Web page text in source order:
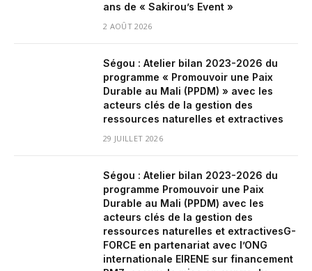
ans de « Sakirou’s Event »
2 AOÛT 2026
Ségou : Atelier bilan 2023-2026 du
programme « Promouvoir une Paix
Durable au Mali (PPDM) » avec les
acteurs clés de la gestion des
ressources naturelles et extractives
29 JUILLET 2026
Ségou : Atelier bilan 2023-2026 du
programme Promouvoir une Paix
Durable au Mali (PPDM) avec les
acteurs clés de la gestion des
ressources naturelles et extractivesG-
FORCE en partenariat avec l’ONG
internationale EIRENE sur financement